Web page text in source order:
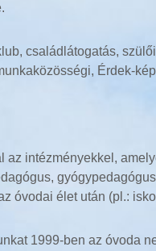
családlátogatás,
Érdek-
az intézményekkel,
óvodai élet után (pl.:
1999-ben az óvoda